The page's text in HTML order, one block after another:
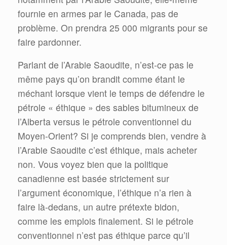
fournie en armes par le Canada, pas de
problème. On prendra 25 000 migrants pour se
faire pardonner.
Parlant de l’Arabie Saoudite, n’est-ce pas le
même pays qu’on brandit comme étant le
méchant lorsque vient le temps de défendre le
pétrole « éthique » des sables bitumineux de
l’Alberta versus le pétrole conventionnel du
Moyen-Orient? Si je comprends bien, vendre à
l’Arabie Saoudite c’est éthique, mais acheter
non. Vous voyez bien que la politique
canadienne est basée strictement sur
l’argument économique, l’éthique n’a rien à
faire là-dedans, un autre prétexte bidon,
comme les emplois finalement. Si le pétrole
conventionnel n’est pas éthique parce qu’il